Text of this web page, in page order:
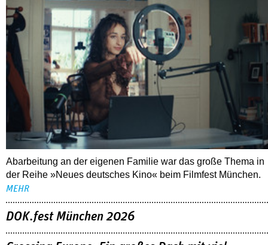
FESTIVALBERICHTE
06.08.2026
Filmfest München – Neues deutsches Kino